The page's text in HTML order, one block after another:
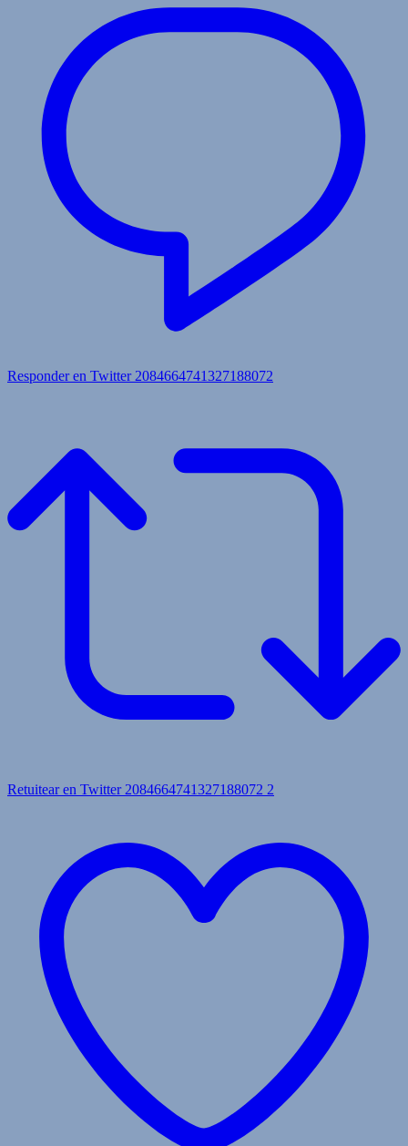
Responder en Twitter 2084664741327188072
Retuitear en Twitter 2084664741327188072 2